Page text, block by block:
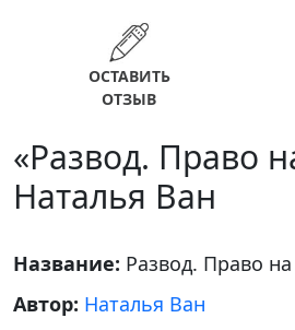
ОСТАВИТЬ
ОТЗЫВ
«Развод. Право
Наталья Ван
Название: Развод. Право на
Автор: Наталья Ван